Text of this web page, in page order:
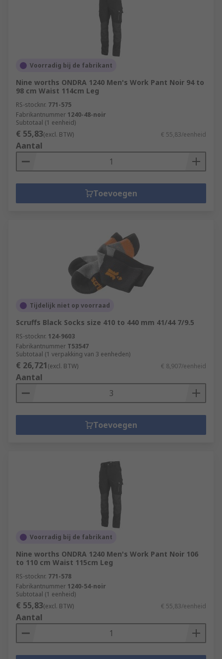
Voorradig bij de fabrikant
Nine worths ONDRA 1240 Men's Work Pant Noir 94 to
98 cm Waist 114cm Leg
RS-stocknr. 771-575
Fabrikantnummer 1240-48-noir
Subtotaal (1 eenheid)
€ 55,83(excl. BTW) € 55,83/eenheid
Aantal
Toevoegen
Tijdelijk niet op voorraad
Scruffs Black Socks size 410 to 440 mm 41/44 7/9.5
RS-stocknr. 124-9603
Fabrikantnummer T53547
Subtotaal (1 verpakking van 3 eenheden)
€ 26,721(excl. BTW) € 8,907/eenheid
Aantal
Toevoegen
Voorradig bij de fabrikant
Nine worths ONDRA 1240 Men's Work Pant Noir 106
to 110 cm Waist 115cm Leg
RS-stocknr. 771-578
Fabrikantnummer 1240-54-noir
Subtotaal (1 eenheid)
€ 55,83(excl. BTW) € 55,83/eenheid
Aantal